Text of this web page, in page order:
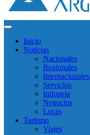
Inicio
Noticias
Nacionales
Regionales
Internacionales
Servicios
Industria
Negocios
Locas
Turismo
Viajes